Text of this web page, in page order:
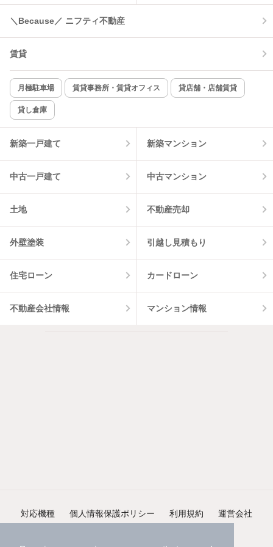
コンロ2口以上
新着のみ インターネット無料
該当件数:
10
＼Because／ ニフティ不動産
賃貸
月極駐車場 賃貸事務所・賃貸オフィス 貸店舗・店舗賃貸
貸し倉庫
新築一戸建て 新築マンション
中古一戸建て 中古マンション
土地 不動産売却
外壁塗装 引越し見積もり
住宅ローン カードローン
不動産会社情報 マンション情報
対応機種 個人情報保護ポリシー 利用規約 運営会社